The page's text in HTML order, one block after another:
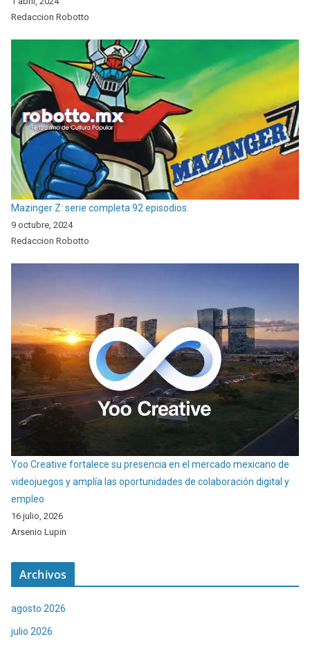
Redaccion Robotto
Mazinger Z: serie completa 92 episodios.
9 octubre, 2024
Redaccion Robotto
Yoo Creative fortalece su presencia en el mercado mexicano de
videojuegos y amplía las oportunidades de colaboración digital y
empleo
16 julio, 2026
Arsenio Lupin
Archivos
agosto 2026
julio 2026